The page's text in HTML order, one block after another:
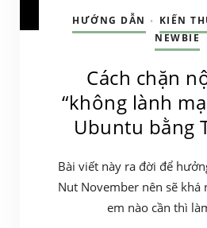
HƯỚNG DẪN • KIẾN
NEWBIE
Cách chặn
“không lành
Ubuntu bằng
Bài viết này ra đời để
Nut November nên sẽ khá
em nào cần thì